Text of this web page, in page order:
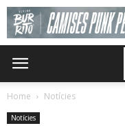
Home Notícies
Notícies